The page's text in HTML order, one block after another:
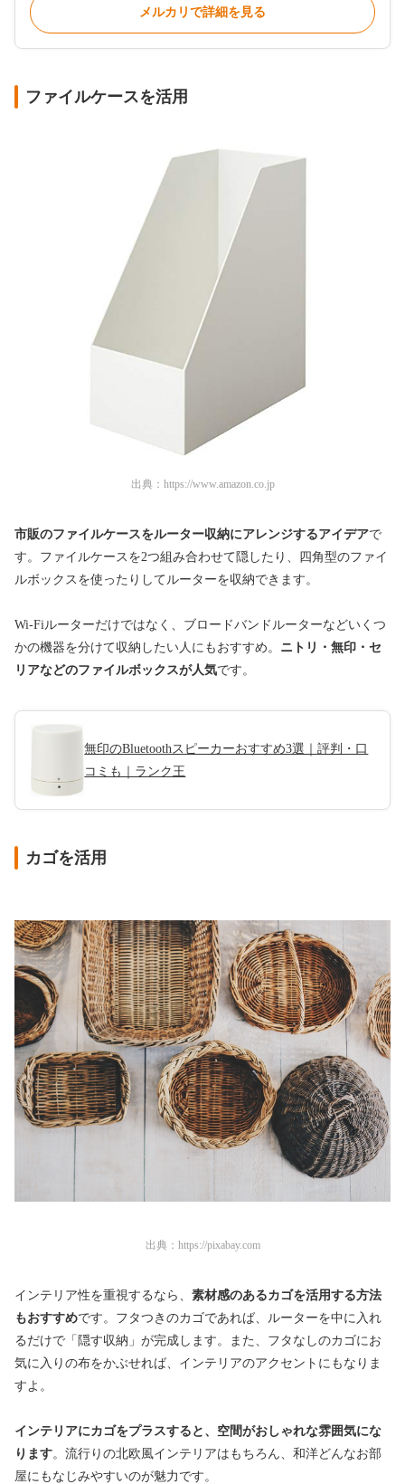
メルカリで詳細を見る
ファイルケースを活用
出典： https://www.amazon.co.jp
市販のファイルケースをルーター収納にアレンジするアイデアで
す。ファイルケースを2つ組み合わせて隠したり、四角型のファイ
ルボックスを使ったりしてルーターを収納できます。
Wi-Fiルーターだけではなく、ブロードバンドルーターなどいくつ
かの機器を分けて収納したい人にもおすすめ。 ニトリ・無印・セ
リアなどのファイルボックスが人気です。
無印のBluetoothスピーカーおすすめ3選｜評判・口
コミも｜ランク王
カゴを活用
出典： https://pixabay.com
インテリア性を重視するなら、 素材感のあるカゴを活用する方法
もおすすめです。フタつきのカゴであれば、ルーターを中に入れ
るだけで「隠す収納」が完成します。また、フタなしのカゴにお
気に入りの布をかぶせれば、インテリアのアクセントにもなりま
すよ。
インテリアにカゴをプラスすると、空間がおしゃれな雰囲気にな
ります。流行りの北欧風インテリアはもちろん、和洋どんなお部
屋にもなじみやすいのが魅力です。